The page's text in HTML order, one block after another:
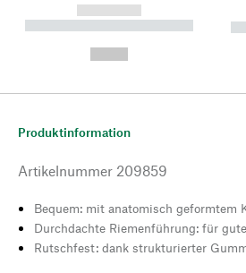
------------
----------- ----------- --------
Produktinformation
Artikelnummer 209859
Bequem: mit anatomisch geformtem
Durchdachte Riemenführung: für
Rutschfest: dank strukturierter